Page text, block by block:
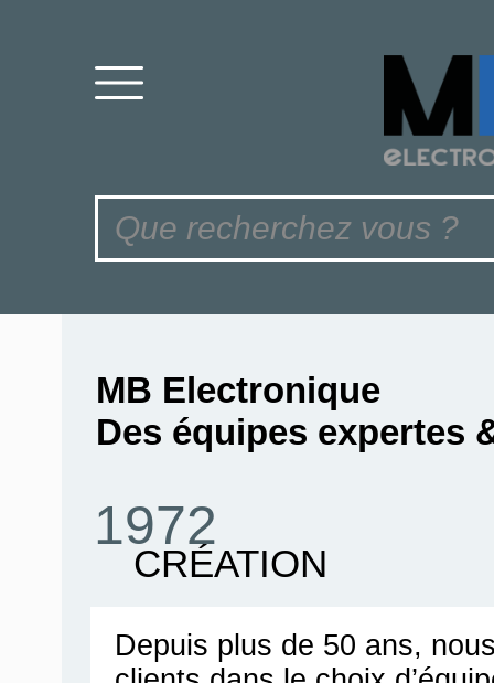
1972
MB Electronique
Des équipes expertes
CRÉATION
Depuis plus de 50 ans,